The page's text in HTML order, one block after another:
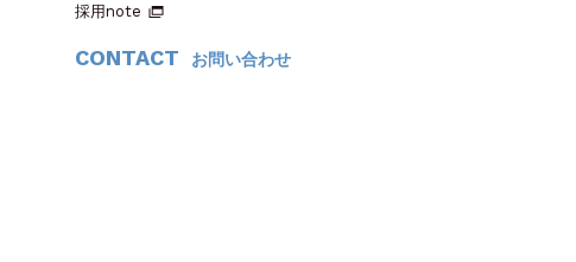
採用note
CONTACT お問い合わせ